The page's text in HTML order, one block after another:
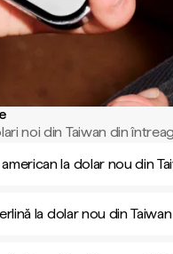
noi din Taiwan din
la dolar nou din
la dolar nou din Taiwan